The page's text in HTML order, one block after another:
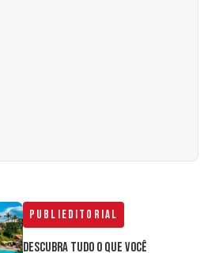
Publieditorial
Descubra tudo o que você